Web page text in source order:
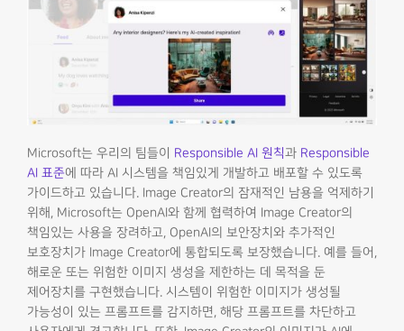
Microsoft는 우리의 팀들이 Responsible AI 원칙과 Responsible
AI 표준에 따라 AI 시스템을 책임있게 개발하고 배포할 수 있도록
가이드하고 있습니다. Image Creator의 잠재적인 남용을 억제하기
위해, Microsoft는 OpenAI와 함께 협력하여 Image Creator의
책임있는 사용을 장려하고, OpenAI의 보안장치와 추가적인
보호장치가 Image Creator에 통합되도록 보장했습니다. 예를 들어,
해로운 또는 위험한 이미지 생성을 제한하는 데 목적을 둔
제어장치를 구현했습니다. 시스템이 위험한 이미지가 생성될
가능성이 있는 프롬프트를 감지하면, 해당 프롬프트를 차단하고